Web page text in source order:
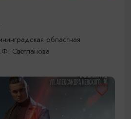
областная
Светланова